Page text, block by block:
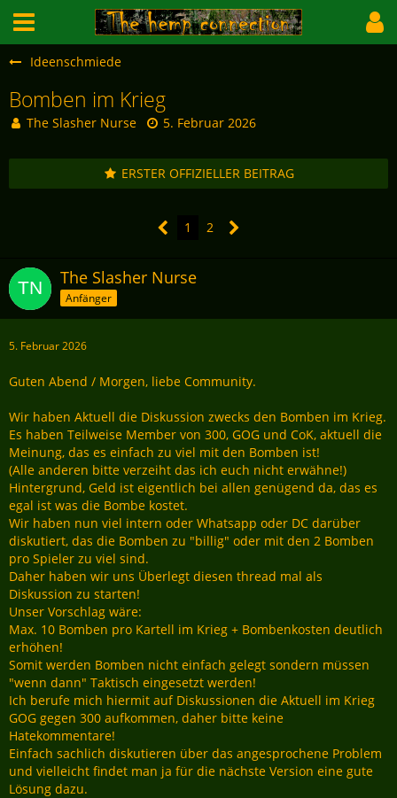
Ideenschmiede
Bomben im Krieg
The Slasher Nurse 5. Februar 2026
ERSTER OFFIZIELLER BEITRAG
1 2
The Slasher Nurse
Anfänger
5. Februar 2026
Guten Abend / Morgen, liebe Community.
Wir haben Aktuell die Diskussion zwecks den Bomben im Krieg.
Es haben Teilweise Member von 300, GOG und CoK, aktuell die
Meinung, das es einfach zu viel mit den Bomben ist!
(Alle anderen bitte verzeiht das ich euch nicht erwähne!)
Hintergrund, Geld ist eigentlich bei allen genügend da, das es
egal ist was die Bombe kostet.
Wir haben nun viel intern oder Whatsapp oder DC darüber
diskutiert, das die Bomben zu "billig" oder mit den 2 Bomben
pro Spieler zu viel sind.
Daher haben wir uns Überlegt diesen thread mal als
Diskussion zu starten!
Unser Vorschlag wäre:
Max. 10 Bomben pro Kartell im Krieg + Bombenkosten deutlich
erhöhen!
Somit werden Bomben nicht einfach gelegt sondern müssen
"wenn dann" Taktisch eingesetzt werden!
Ich berufe mich hiermit auf Diskussionen die Aktuell im Krieg
GOG gegen 300 aufkommen, daher bitte keine
Hatekommentare!
Einfach sachlich diskutieren über das angesprochene Problem
und vielleicht findet man ja für die nächste Version eine gute
Lösung dazu.